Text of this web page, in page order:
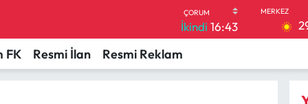
İkindi 16:43
FK Resmi İlan Resmi Reklam